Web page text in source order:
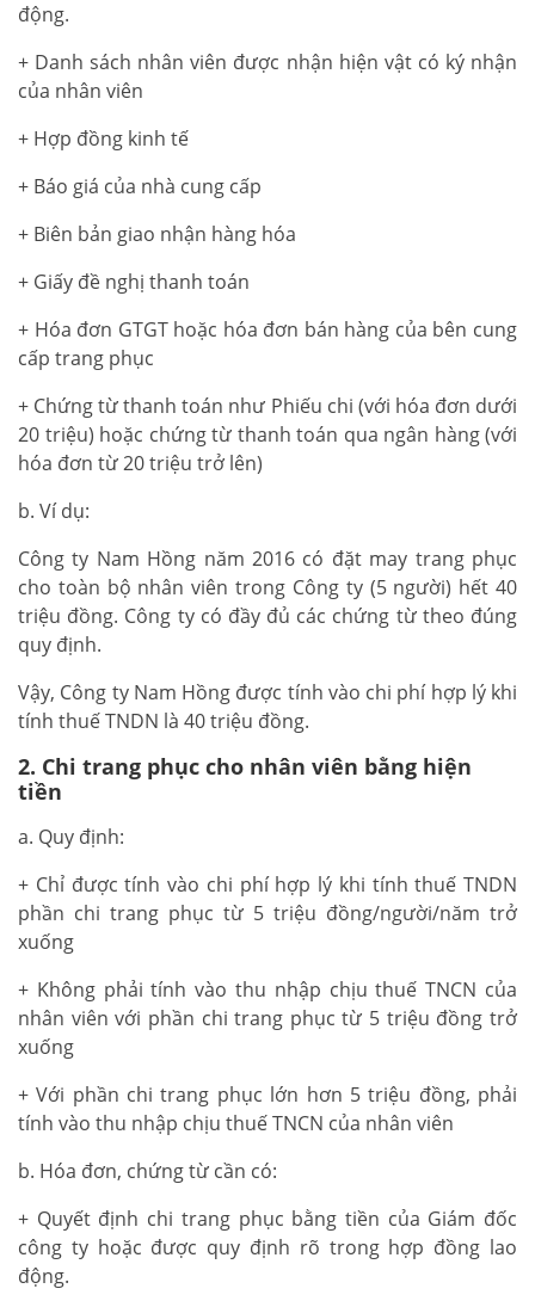
động.
+ Danh sách nhân viên được nhận hiện vật có ký nhận
của nhân viên
+ Hợp đồng kinh tế
+ Báo giá của nhà cung cấp
+ Biên bản giao nhận hàng hóa
+ Giấy đề nghị thanh toán
+ Hóa đơn GTGT hoặc hóa đơn bán hàng của bên cung
cấp trang phục
+ Chứng từ thanh toán như Phiếu chi (với hóa đơn dưới
20 triệu) hoặc chứng từ thanh toán qua ngân hàng (với
hóa đơn từ 20 triệu trở lên)
b. Ví dụ:
Công ty Nam Hồng năm 2016 có đặt may trang phục
cho toàn bộ nhân viên trong Công ty (5 người) hết 40
triệu đồng. Công ty có đầy đủ các chứng từ theo đúng
quy định.
Vậy, Công ty Nam Hồng được tính vào chi phí hợp lý khi
tính thuế TNDN là 40 triệu đồng.
2. Chi trang phục cho nhân viên bằng hiện
tiền
a. Quy định:
+ Chỉ được tính vào chi phí hợp lý khi tính thuế TNDN
phần chi trang phục từ 5 triệu đồng/người/năm trở
xuống
+ Không phải tính vào thu nhập chịu thuế TNCN của
nhân viên với phần chi trang phục từ 5 triệu đồng trở
xuống
+ Với phần chi trang phục lớn hơn 5 triệu đồng, phải
tính vào thu nhập chịu thuế TNCN của nhân viên
b. Hóa đơn, chứng từ cần có:
+ Quyết định chi trang phục bằng tiền của Giám đốc
công ty hoặc được quy định rõ trong hợp đồng lao
động.